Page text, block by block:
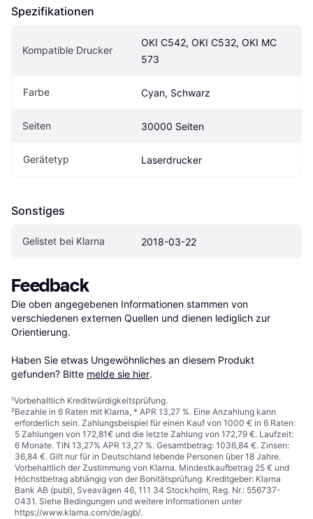
Spezifikationen
Kompatible Drucker
OKI C542, OKI C532, OKI MC
573
Farbe Cyan, Schwarz
Seiten 30000 Seiten
Gerätetyp Laserdrucker
Sonstiges
Gelistet bei Klarna 2018-03-22
Feedback
Die oben angegebenen Informationen stammen von
verschiedenen externen Quellen und dienen lediglich zur
Orientierung.
Haben Sie etwas Ungewöhnliches an diesem Produkt
gefunden? Bitte melde sie hier.
¹Vorbehaltlich Kreditwürdigkeitsprüfung.
²Bezahle in 6 Raten mit Klarna, * APR 13,27 %. Eine Anzahlung kann
erforderlich sein. Zahlungsbeispiel für einen Kauf von 1000 € in 6 Raten:
5 Zahlungen von 172,81€ und die letzte Zahlung von 172,79 €. Laufzeit:
6 Monate. TIN 13,27% APR 13,27 %. Gesamtbetrag: 1036,84 €. Zinsen:
36,84 €. Gilt nur für in Deutschland lebende Personen über 18 Jahre.
Vorbehaltlich der Zustimmung von Klarna. Mindestkaufbetrag 25 € und
Höchstbetrag abhängig von der Bonitätsprüfung. Kreditgeber: Klarna
Bank AB (publ), Sveavägen 46, 111 34 Stockholm, Reg. Nr.: 556737-
0431. Siehe Bedingungen und weitere Informationen unter
https://www.klarna.com/de/agb/.